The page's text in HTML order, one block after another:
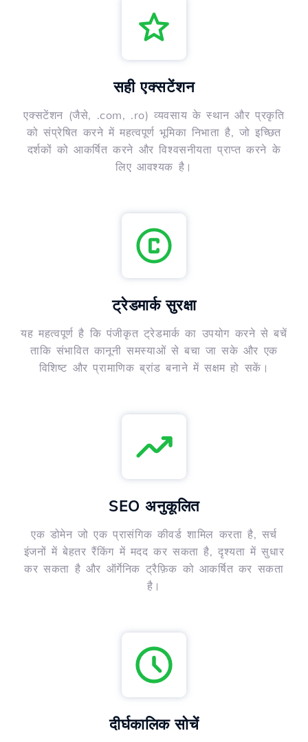
सही एक्सटेंशन
एक्सटेंशन (जैसे, .com, .ro) व्यवसाय के स्थान और प्रकृति
को संप्रेषित करने में महत्वपूर्ण भूमिका निभाता है, जो इच्छित
दर्शकों को आकर्षित करने और विश्वसनीयता प्राप्त करने के
लिए आवश्यक है।
ट्रेडमार्क सुरक्षा
यह महत्वपूर्ण है कि पंजीकृत ट्रेडमार्क का उपयोग करने से बचें
ताकि संभावित कानूनी समस्याओं से बचा जा सके और एक
विशिष्ट और प्रामाणिक ब्रांड बनाने में सक्षम हो सकें।
SEO अनुकूलित
एक डोमेन जो एक प्रासंगिक कीवर्ड शामिल करता है, सर्च
इंजनों में बेहतर रैंकिंग में मदद कर सकता है, दृश्यता में सुधार
कर सकता है और ऑर्गेनिक ट्रैफ़िक को आकर्षित कर सकता
है।
दीर्घकालिक सोचें